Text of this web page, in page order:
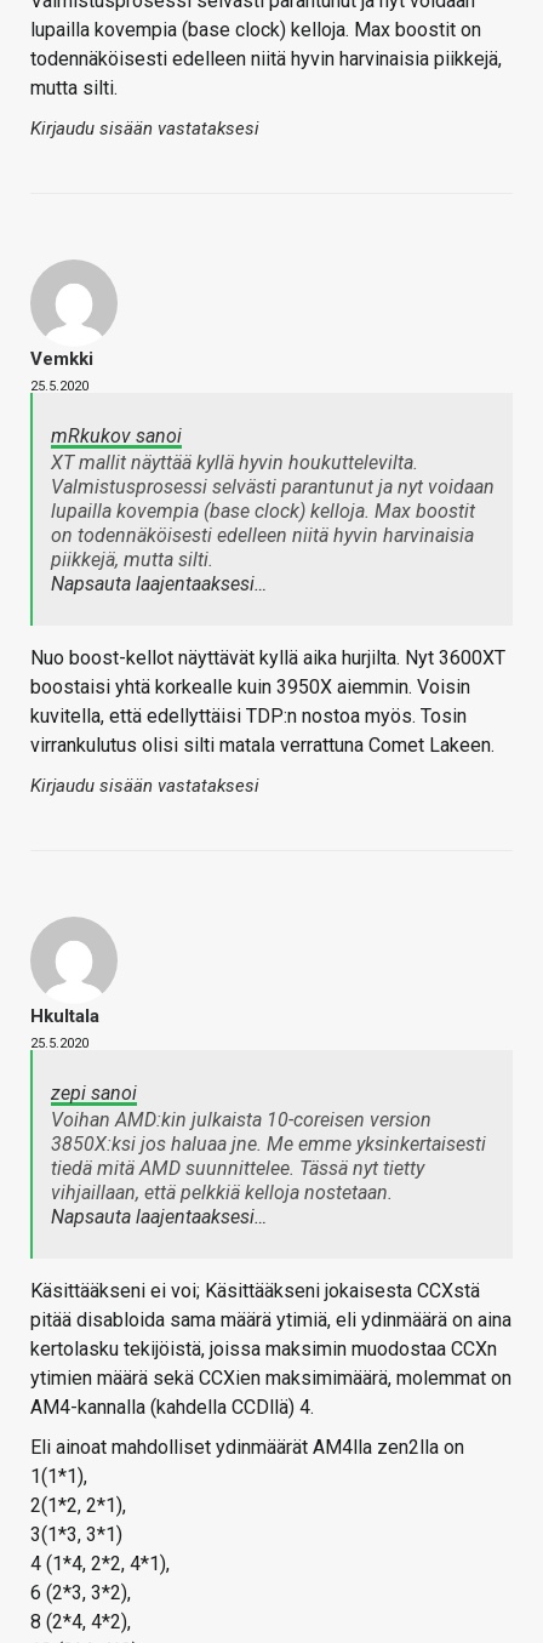
lupailla kovempia (base clock) kelloja. Max boostit on
todennäköisesti edelleen niitä hyvin harvinaisia piikkejä,
mutta silti.
Kirjaudu sisään vastataksesi
Vemkki
25.5.2020
mRkukov sanoi
XT mallit näyttää kyllä hyvin houkuttelevilta.
Valmistusprosessi selvästi parantunut ja nyt voidaan
lupailla kovempia (base clock) kelloja. Max boostit
on todennäköisesti edelleen niitä hyvin harvinaisia
piikkejä, mutta silti.
Napsauta laajentaaksesi…
Nuo boost-kellot näyttävät kyllä aika hurjilta. Nyt 3600XT
boostaisi yhtä korkealle kuin 3950X aiemmin. Voisin
kuvitella, että edellyttäisi TDP:n nostoa myös. Tosin
virrankulutus olisi silti matala verrattuna Comet Lakeen.
Kirjaudu sisään vastataksesi
Hkultala
25.5.2020
zepi sanoi
Voihan AMD:kin julkaista 10-coreisen version
3850X:ksi jos haluaa jne. Me emme yksinkertaisesti
tiedä mitä AMD suunnittelee. Tässä nyt tietty
vihjaillaan, että pelkkiä kelloja nostetaan.
Napsauta laajentaaksesi…
Käsittääkseni ei voi; Käsittääkseni jokaisesta CCXstä
pitää disabloida sama määrä ytimiä, eli ydinmäärä on aina
kertolasku tekijöistä, joissa maksimin muodostaa CCXn
ytimien määrä sekä CCXien maksimimäärä, molemmat on
AM4-kannalla (kahdella CCDllä) 4.
Eli ainoat mahdolliset ydinmäärät AM4lla zen2lla on
1(1*1),
2(1*2, 2*1),
3(1*3, 3*1)
4 (1*4, 2*2, 4*1),
6 (2*3, 3*2),
8 (2*4, 4*2),